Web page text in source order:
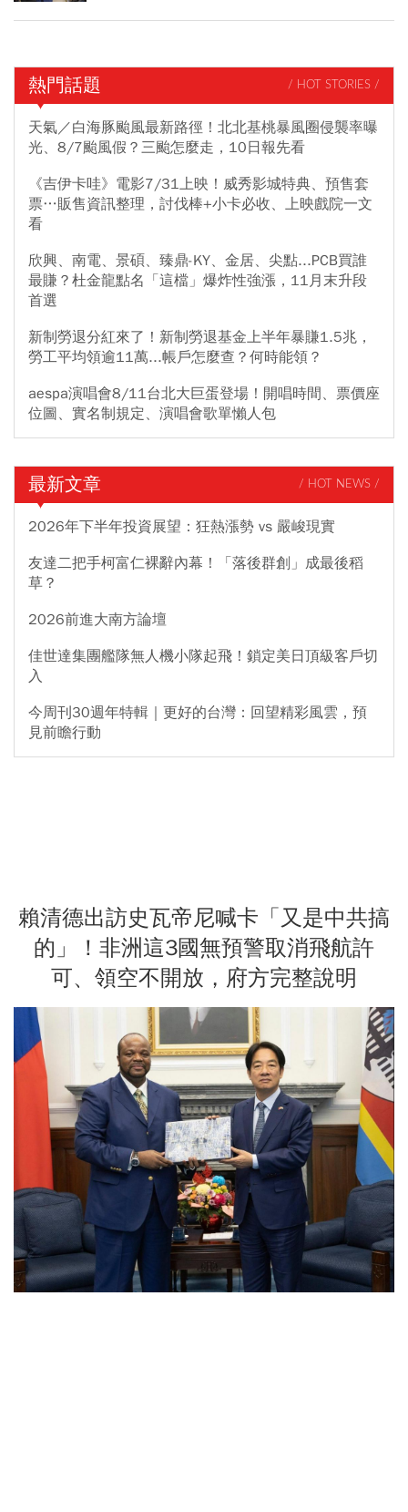
熱門話題 / HOT STORIES /
天氣／白海豚颱風最新路徑！北北基桃暴風圈侵襲率曝
光、8/7颱風假？三颱怎麼走，10日報先看
《吉伊卡哇》電影7/31上映！威秀影城特典、預售套
票…販售資訊整理，討伐棒+小卡必收、上映戲院一文
看
欣興、南電、景碩、臻鼎-KY、金居、尖點...PCB買誰
最賺？杜金龍點名「這檔」爆炸性強漲，11月末升段
首選
新制勞退分紅來了！新制勞退基金上半年暴賺1.5兆，
勞工平均領逾11萬...帳戶怎麼查？何時能領？
aespa演唱會8/11台北大巨蛋登場！開唱時間、票價座
位圖、實名制規定、演唱會歌單懶人包
最新文章 / HOT NEWS /
2026年下半年投資展望：狂熱漲勢 vs 嚴峻現實
友達二把手柯富仁裸辭內幕！「落後群創」成最後稻
草？
2026前進大南方論壇
佳世達集團艦隊無人機小隊起飛！鎖定美日頂級客戶切
入
今周刊30週年特輯｜更好的台灣：回望精彩風雲，預
見前瞻行動
賴清德出訪史瓦帝尼喊卡「又是中共搞
的」！非洲這3國無預警取消飛航許
可、領空不開放，府方完整說明